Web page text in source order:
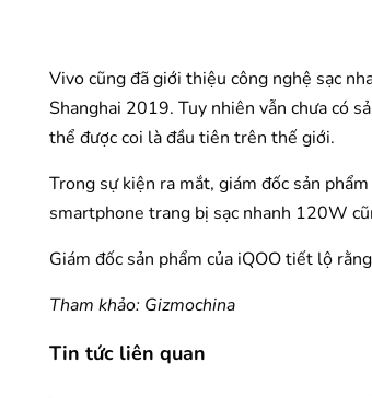
Vivo cũng đã giới thiệu công nghệ sạc
Shanghai 2019. Tuy nhiên vẫn chưa có
thể được coi là đầu tiên trên thế giới.
Trong sự kiện ra mắt, giám đốc sản
smartphone trang bị sạc nhanh 120W
Giám đốc sản phẩm của iQOO tiết lộ
Tham khảo: Gizmochina
Tin tức liên quan